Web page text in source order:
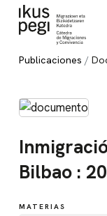
Publicaciones
Bilbao :
MATERIAS